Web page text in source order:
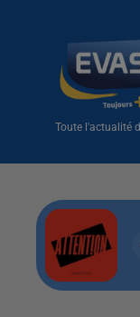
Toute l'actualité